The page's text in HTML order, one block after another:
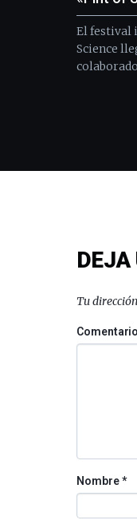
El festival
Science
DEJA
Tu
Nombre*